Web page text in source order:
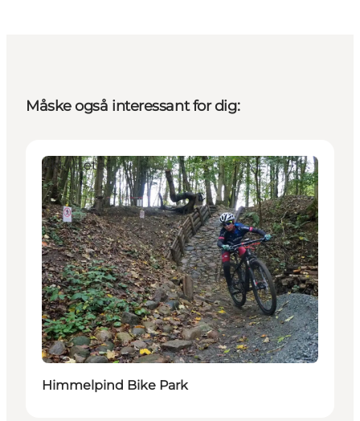
Måske også interessant for dig:
Aktiviteter
Himmelpind Bike Park